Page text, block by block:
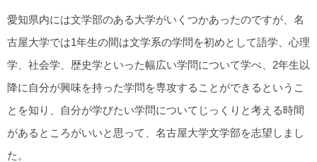
愛知県内には文学部のある大学がいくつかあったのですが、名
古屋大学では1年生の間は文学系の学問を初めとして語学、心理
学、社会学、歴史学といった幅広い学問について学べ、2年生以
降に自分が興味を持った学問を専攻することができるというこ
とを知り、自分が学びたい学問についてじっくりと考える時間
があるところがいいと思って、名古屋大学文学部を志望しまし
た。